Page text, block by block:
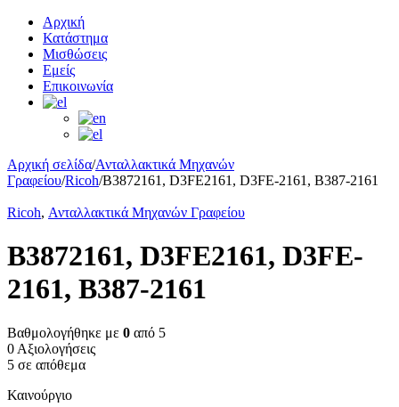
Αρχική
Κατάστημα
Μισθώσεις
Εμείς
Επικοινωνία
Αρχική σελίδα/Ανταλλακτικά Μηχανών
Γραφείου/Ricoh/B3872161, D3FE2161, D3FE-2161, B387-2161
Ricoh, Ανταλλακτικά Μηχανών Γραφείου
B3872161, D3FE2161, D3FE-
2161, B387-2161
Βαθμολογήθηκε με 0 από 5
0 Αξιολογήσεις
5 σε απόθεμα
Καινούργιο